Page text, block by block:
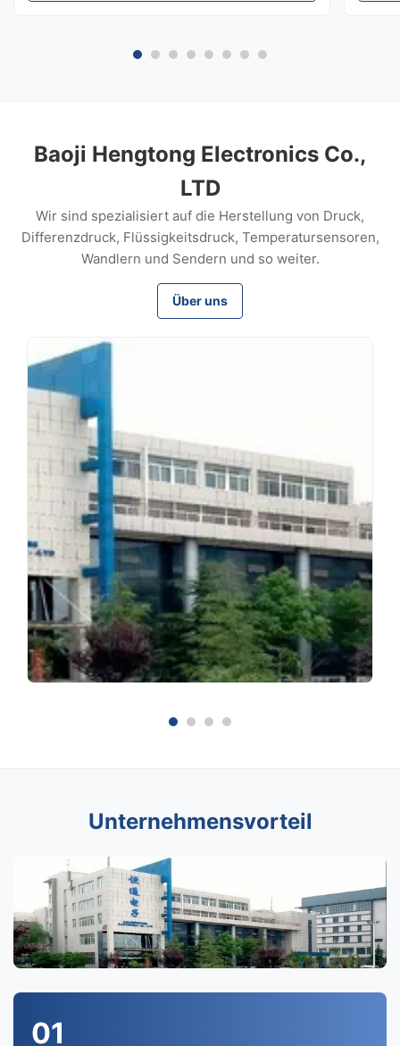
Diffusreflexions-Silizium-Sensor.Das ...
Baoji Hengtong Electronics Co.,
LTD
Wir sind spezialisiert auf die Herstellung von Druck,
Differenzdruck, Flüssigkeitsdruck, Temperatursensoren,
Wandlern und Sendern und so weiter.
Über uns
Unternehmensvorteil
01